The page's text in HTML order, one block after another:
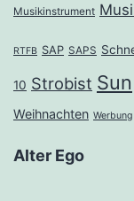
Musikinstrument
RTFB SAP SAPS
10 Strobist Sun
Weihnachten Werbung
Alter Ego